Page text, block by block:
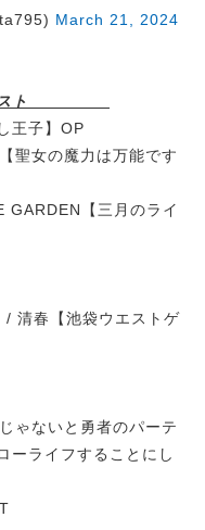
March 21, 2024
リスト
王子】OP
聖女の魔力は万能です
GARDEN【三月のライ
清春【池袋ウエストゲ
ゃないと勇者のパーテ
ーライフすることにし